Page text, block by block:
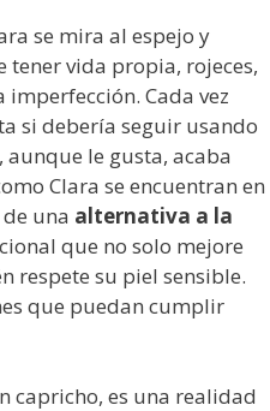
se mira al espejo y
tener vida propia, rojeces,
Cada vez
si debería seguir usando
le gusta, acaba
Clara se encuentran en
una alternativa a la
que no solo mejore
respete su piel sensible.
que puedan cumplir
capricho, es una realidad